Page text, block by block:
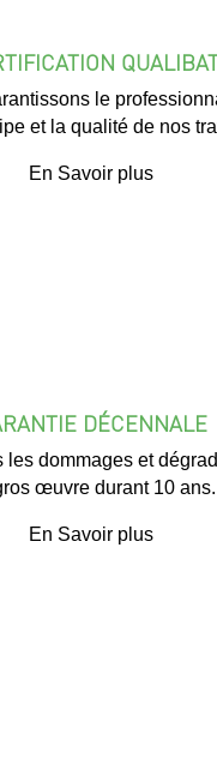
le
et la qualité de nos
En Savoir plus
DÉCENNALE
les dommages et
œuvre durant 10 ans.
En Savoir plus